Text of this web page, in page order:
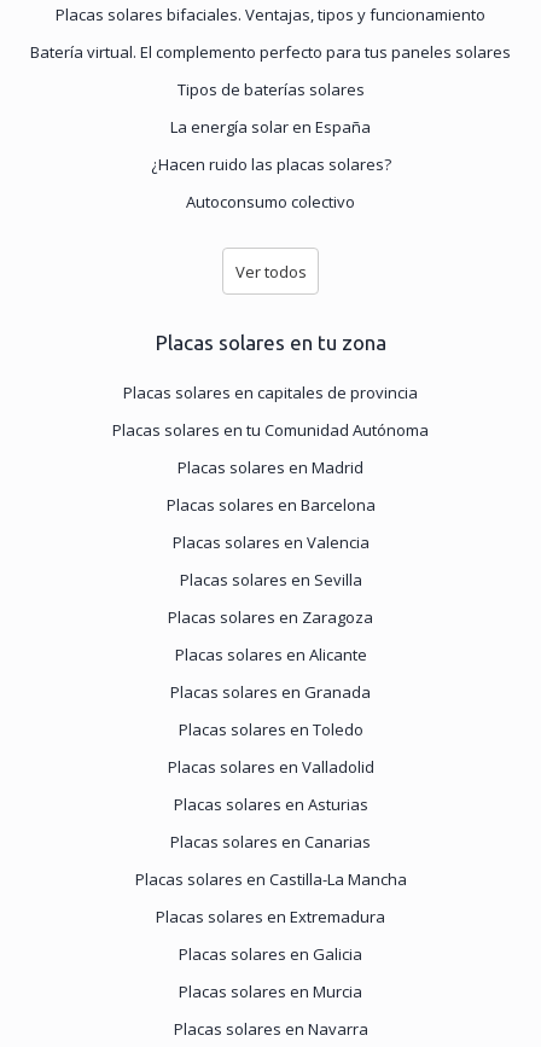
Placas solares bifaciales. Ventajas, tipos y funcionamiento
Batería virtual. El complemento perfecto para tus paneles solares
Tipos de baterías solares
La energía solar en España
¿Hacen ruido las placas solares?
Autoconsumo colectivo
Ver todos
Placas solares en tu zona
Placas solares en capitales de provincia
Placas solares en tu Comunidad Autónoma
Placas solares en Madrid
Placas solares en Barcelona
Placas solares en Valencia
Placas solares en Sevilla
Placas solares en Zaragoza
Placas solares en Alicante
Placas solares en Granada
Placas solares en Toledo
Placas solares en Valladolid
Placas solares en Asturias
Placas solares en Canarias
Placas solares en Castilla-La Mancha
Placas solares en Extremadura
Placas solares en Galicia
Placas solares en Murcia
Placas solares en Navarra